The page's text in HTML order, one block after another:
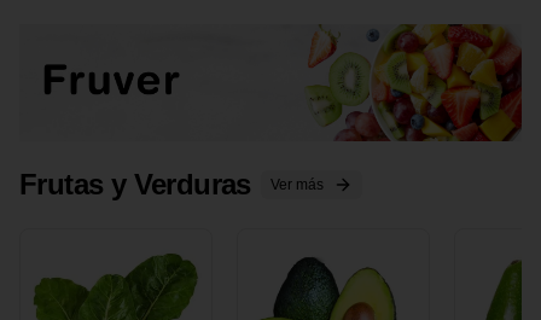
Frutas y Verduras Ver más